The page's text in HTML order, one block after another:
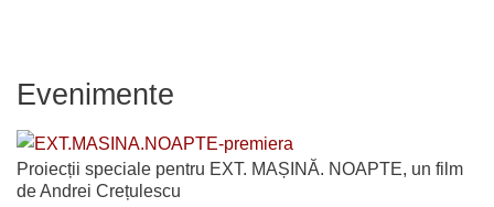
Evenimente
Proiecții speciale pentru EXT. MAȘINĂ. NOAPTE, un film
de Andrei Crețulescu